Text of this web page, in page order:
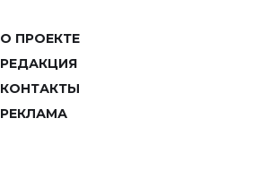
О ПРОЕКТЕ
РЕДАКЦИЯ
КОНТАКТЫ
РЕКЛАМА